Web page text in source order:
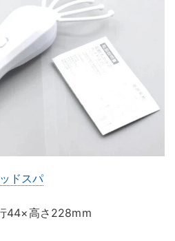
ドスパ
44×高さ228mm